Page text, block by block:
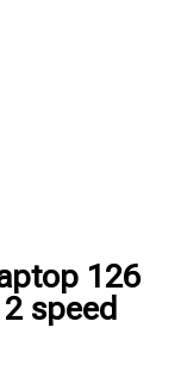
126
speed